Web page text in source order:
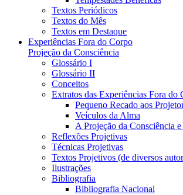
Textos Periódicos
Textos do Mês
Textos em Destaque
Experiências Fora do Corpo
Projeção da Consciência
Glossário I
Glossário II
Conceitos
Extratos das Experiências Fora do
Pequeno Recado aos
Veículos da Alma
A Projeção da Consciência
Reflexões Projetivas
Técnicas Projetivas
Textos Projetivos (de diversos
Ilustrações
Bibliografia
Bibliografia Nacional